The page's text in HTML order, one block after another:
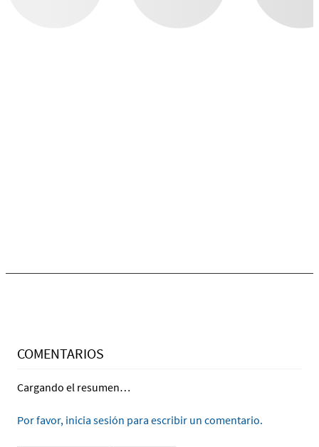
COMENTARIOS
Cargando el resumen…
Por favor, inicia sesión para escribir un comentario.